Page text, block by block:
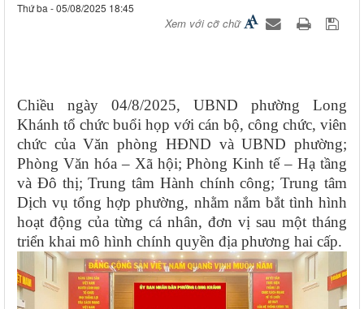
Thứ ba - 05/08/2025 18:45
Xem với cỡ chữ
Chiều ngày 04/8/2025, UBND phường Long
Khánh tổ chức buổi họp với cán bộ, công chức, viên
chức của Văn phòng HĐND và UBND phường;
Phòng Văn hóa – Xã hội; Phòng Kinh tế – Hạ tầng
và Đô thị; Trung tâm Hành chính công; Trung tâm
Dịch vụ tổng hợp phường, nhằm nắm bắt tình hình
hoạt động của từng cá nhân, đơn vị sau một tháng
triển khai mô hình chính quyền địa phương hai cấp.